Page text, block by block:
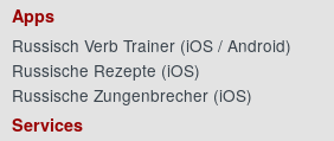
Apps
Russisch Verb Trainer (iOS / Android)
Russische Rezepte (iOS)
Russische Zungenbrecher (iOS)
Services